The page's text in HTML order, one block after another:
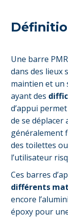
Une barre
dans des lieux
maintien et un
ayant des
d’appui
de se déplacer
généralement
des toilettes
l’utilisateur
Ces barres
différents
encore
époxy pour